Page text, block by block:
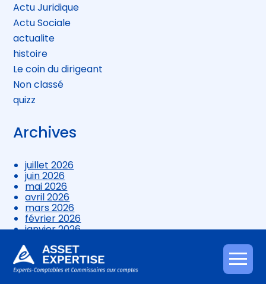
Aller
au
Actu Juridique
Actu Sociale
actualite
histoire
Le coin du dirigeant
Non classé
quizz
Archives
juillet 2026
juin 2026
mai 2026
avril 2026
mars 2026
février 2026
janvier 2026
novembre 2025
octobre 2025
septembre 2025